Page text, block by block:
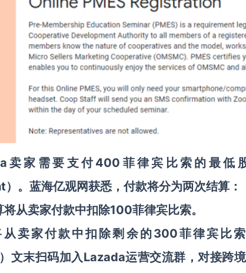
卖家需要支付400菲律宾比索的最低
。蓝海亿观网获悉，付款将分为两次结算：
将从卖家付款中扣除100菲律宾比索。
卖家付款中扣除剩余的300菲律宾比索
文末扫码加入 Lazada运营交流群 ，对接跨